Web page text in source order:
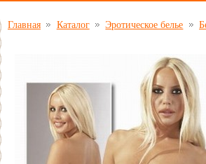
Главная Каталог Эротическое белье